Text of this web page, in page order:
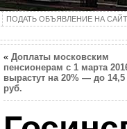
ПОДАТЬ ОБЪЯВЛЕНИЕ НА
« Доплаты московским
пенсионерам с 1 марта
вырастут на 20% — до
руб.